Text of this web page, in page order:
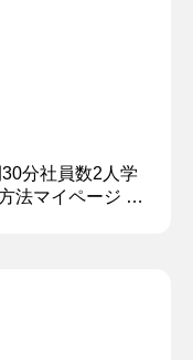
が行えなくなり
開催には運営費
分社員数2人学
法マイページ 質
使われていま
基板上に作製でき